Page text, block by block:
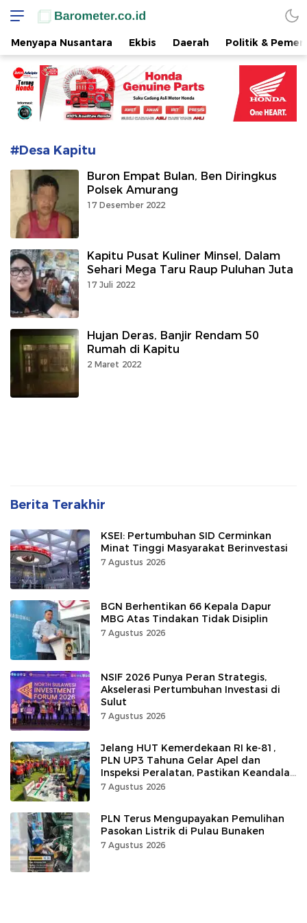
www.barometer.co.id
Berita Terkini di Sulawesi Utara
Menyapa Nusantara Ekbis Daerah Politik &
#Desa Kapitu
Buron Empat Bulan, Ben Diringkus
Polsek Amurang
17 Desember 2022
Kapitu Pusat Kuliner Minsel, Dalam
Sehari Mega Taru Raup Puluhan Juta
17 Juli 2022
Hujan Deras, Banjir Rendam 50
Rumah di Kapitu
2 Maret 2022
Berita Terakhir
KSEI: Pertumbuhan SID Cerminkan
Minat Tinggi Masyarakat Berinvestasi
7 Agustus 2026
BGN Berhentikan 66 Kepala Dapur
MBG Atas Tindakan Tidak Disiplin
7 Agustus 2026
NSIF 2026 Punya Peran Strategis,
Akselerasi Pertumbuhan Investasi di
Sulut
7 Agustus 2026
Jelang HUT Kemerdekaan RI ke-81,
PLN UP3 Tahuna Gelar Apel dan
Inspeksi Peralatan, Pastikan Keandalan
Listrik
7 Agustus 2026
PLN Terus Mengupayakan Pemulihan
Pasokan Listrik di Pulau Bunaken
7 Agustus 2026